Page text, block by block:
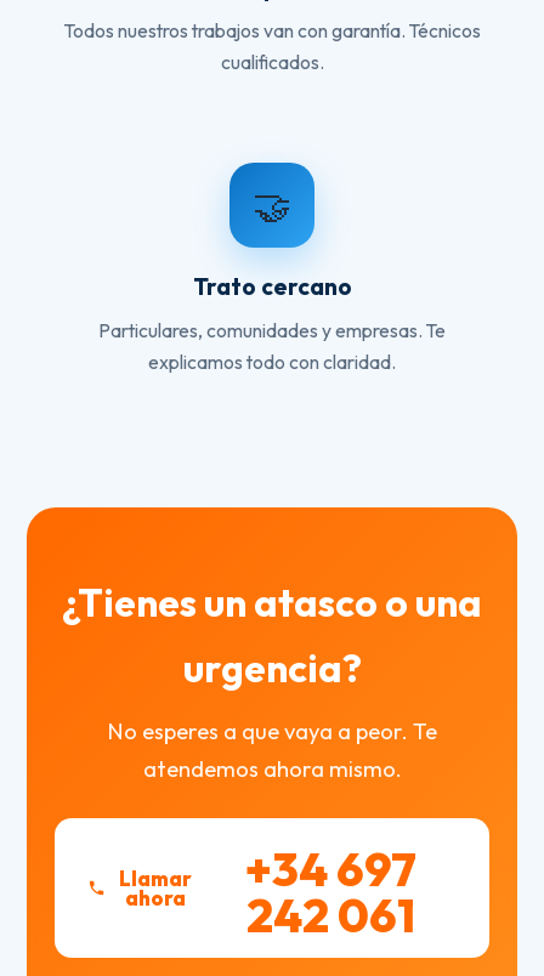
Todos nuestros trabajos van con garantía. Técnicos
cualificados.
🤝
Trato cercano
Particulares, comunidades y empresas. Te
explicamos todo con claridad.
¿Tienes un atasco o una
urgencia?
No esperes a que vaya a peor. Te
atendemos ahora mismo.
Llamar
ahora +34 697
242 061